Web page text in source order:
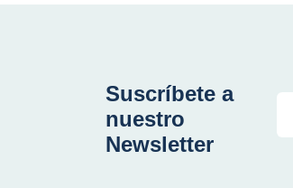
Suscríbete a
nuestro
Newsletter